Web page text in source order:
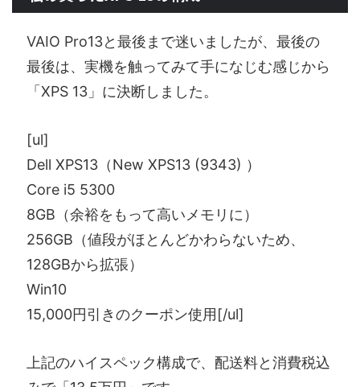
VAIO Pro13と最後まで迷いましたが、最後の
最後は、実機を触ってみて手になじむ感じから
「XPS 13」に決断しました。
[ul]
Dell XPS13（New XPS13 (9343) ）
Core i5 5300
8GB（余裕をもって高いメモリに）
256GB（値段がほとんどかわらないため、
128GBから拡張）
Win10
15,000円引きのクーポン使用[/ul]
上記のハイスペック構成で、配送料と消費税込